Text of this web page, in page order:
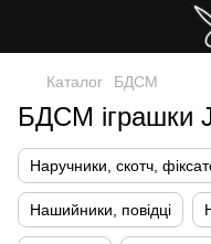
Каталог БДСМ
БДСМ іграшки
Наручники, скотч,
Нашийники, повідці